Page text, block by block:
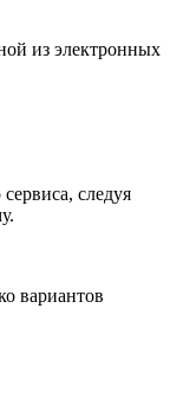
из электронных
следуя
вариантов